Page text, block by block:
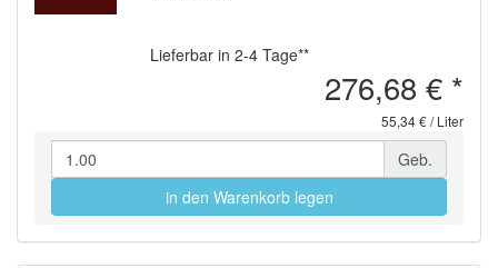
Lieferbar in 2-4 Tage**
276,68 € *
55,34 € / Liter
Geb.
in den Warenkorb legen